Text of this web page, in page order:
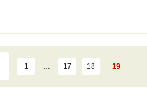
1 … 17 18 19